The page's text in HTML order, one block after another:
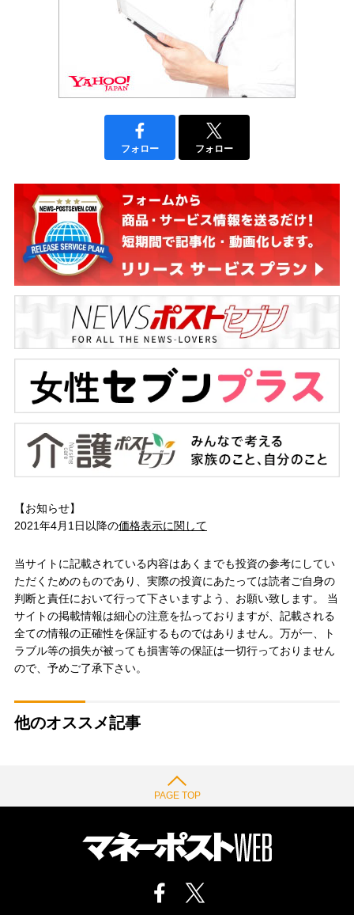
フォロー フォロー
【お知らせ】
2021年4月1日以降の価格表示に関して
当サイトに記載されている内容はあくまでも投資の参考にしてい
ただくためのものであり、実際の投資にあたっては読者ご自身の
判断と責任において行って下さいますよう、お願い致します。 当
サイトの掲載情報は細心の注意を払っておりますが、記載される
全ての情報の正確性を保証するものではありません。万が一、ト
ラブル等の損失が被っても損害等の保証は一切行っておりません
ので、予めご了承下さい。
他のオススメ記事
PAGE TOP